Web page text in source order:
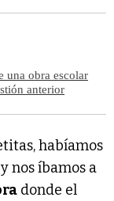
una obra escolar
anterior
habíamos
nos íbamos a
donde el